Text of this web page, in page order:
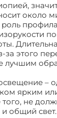
около
этого
лучшим
–
ярким
не
общий